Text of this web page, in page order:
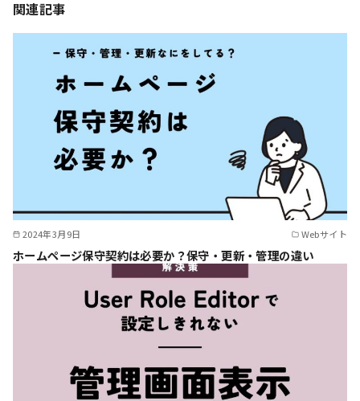
関連記事
2024年3月9日 Webサイト
ホームページ保守契約は必要か？保守・更新・管理の違い